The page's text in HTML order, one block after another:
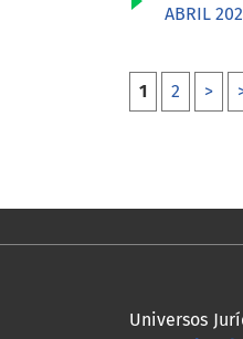
ABRIL
1 2 >
Universos